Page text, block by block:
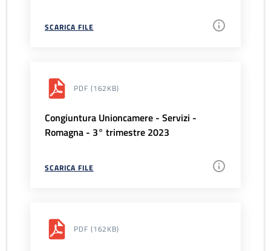
SCARICA FILE
PDF (162KB)
Congiuntura Unioncamere - Servizi -
Romagna - 3° trimestre 2023
SCARICA FILE
PDF (162KB)